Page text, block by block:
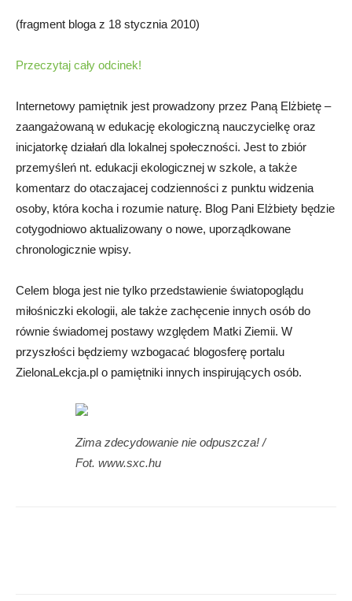
(fragment bloga z 18 stycznia 2010)
Przeczytaj cały odcinek!
Internetowy pamiętnik jest prowadzony przez Paną Elżbietę –
zaangażowaną w edukację ekologiczną nauczycielkę oraz
inicjatorkę działań dla lokalnej społeczności. Jest to zbiór
przemyśleń nt. edukacji ekologicznej w szkole, a także
komentarz do otaczajacej codzienności z punktu widzenia
osoby, która kocha i rozumie naturę. Blog Pani Elżbiety będzie
cotygodniowo aktualizowany o nowe, uporządkowane
chronologicznie wpisy.
Celem bloga jest nie tylko przedstawienie światopoglądu
miłośniczki ekologii, ale także zachęcenie innych osób do
równie świadomej postawy względem Matki Ziemii. W
przyszłości będziemy wzbogacać blogosferę portalu
ZielonaLekcja.pl o pamiętniki innych inspirujących osób.
Zima zdecydowanie nie odpuszcza! /
Fot. www.sxc.hu